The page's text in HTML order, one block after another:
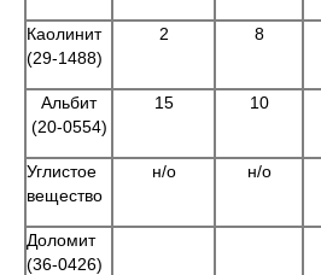
Каолинит
(29-1488)
2 8
Альбит
(20-0554)
15 10
Углистое
вещество
н/о н/о
Доломит
(36-0426)